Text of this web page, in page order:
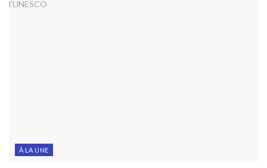
À LA UNE